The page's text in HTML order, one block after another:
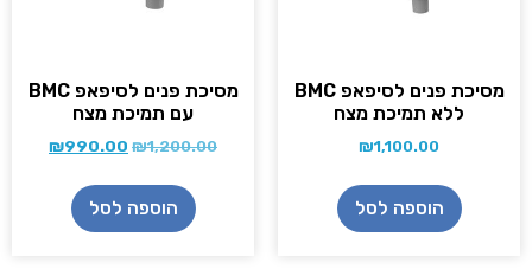
מסיכת פנים לסיפאפ BMC
ללא תמיכת מצח
₪1,100.00
הוספה לסל
מסיכת פנים לסיפאפ BMC
עם תמיכת מצח
₪1,200.00
₪990.00
הוספה לסל